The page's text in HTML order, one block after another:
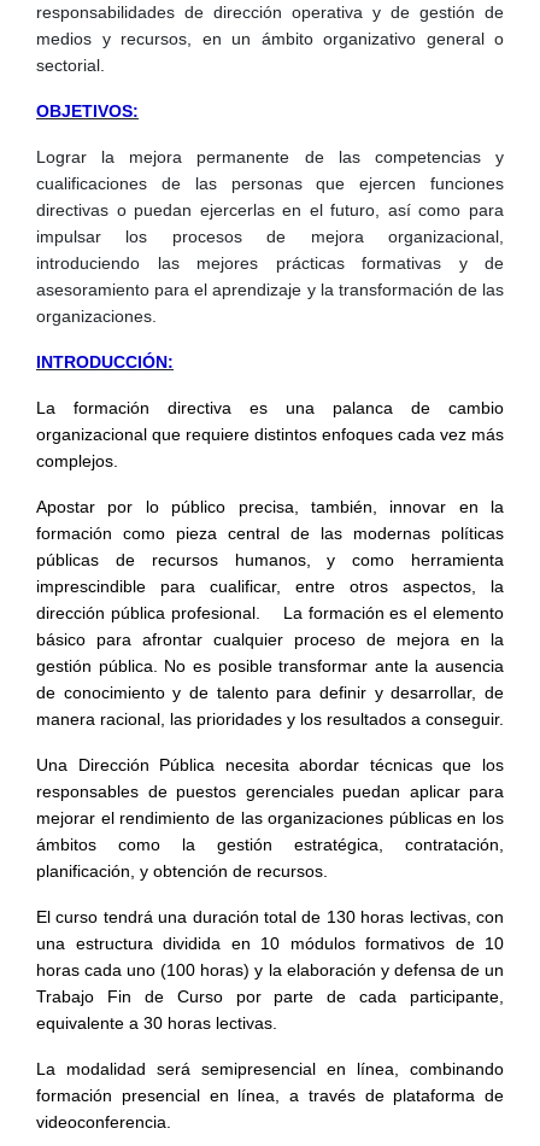
responsabilidades de dirección operativa y de gestión de
medios y recursos, en un ámbito organizativo general o
sectorial.
OBJETIVOS:
Lograr la mejora permanente de las competencias y
cualificaciones de las personas que ejercen funciones
directivas o puedan ejercerlas en el futuro, así como para
impulsar los procesos de mejora organizacional,
introduciendo las mejores prácticas formativas y de
asesoramiento para el aprendizaje y la transformación de las
organizaciones.
INTRODUCCIÓN:
La formación directiva es una palanca de cambio
organizacional que requiere distintos enfoques cada vez más
complejos.
Apostar por lo público precisa, también, innovar en la
formación como pieza central de las modernas políticas
públicas de recursos humanos, y como herramienta
imprescindible para cualificar, entre otros aspectos, la
dirección pública profesional. La formación es el elemento
básico para afrontar cualquier proceso de mejora en la
gestión pública. No es posible transformar ante la ausencia
de conocimiento y de talento para definir y desarrollar, de
manera racional, las prioridades y los resultados a conseguir.
Una Dirección Pública necesita abordar técnicas que los
responsables de puestos gerenciales puedan aplicar para
mejorar el rendimiento de las organizaciones públicas en los
ámbitos como la gestión estratégica, contratación,
planificación, y obtención de recursos.
El curso tendrá una duración total de 130 horas lectivas, con
una estructura dividida en 10 módulos formativos de 10
horas cada uno (100 horas) y la elaboración y defensa de un
Trabajo Fin de Curso por parte de cada participante,
equivalente a 30 horas lectivas.
La modalidad será semipresencial en línea, combinando
formación presencial en línea, a través de plataforma de
videoconferencia.